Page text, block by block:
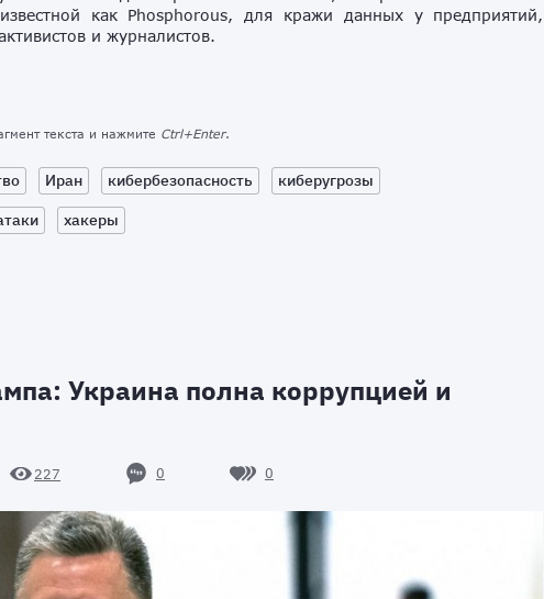
как Phosphorous, для кражи данных у предприятий,
и журналистов.
текста и нажмите Ctrl+Enter.
Иран кибербезопасность
киберугрозы
хакеры
Украина полна коррупцией и
227 0 0